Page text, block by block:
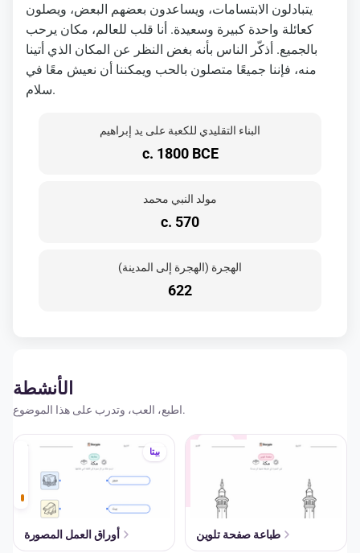
يتبادلون الابتسامات، ويساعدون بعضهم البعض، ويصلون
كعائلة واحدة كبيرة وسعيدة. أنا قلب للعالم، مكان يرحب
بالجميع. أذكّر الناس بأنه بغض النظر عن المكان الذي أتينا
منه، فإننا جميعًا متصلون بالحب ويمكننا أن نعيش معًا في
سلام.
البناء التقليدي للكعبة على يد إبراهيم
c. 1800 BCE
مولد النبي محمد
c. 570
الهجرة (الهجرة إلى المدينة)
622
الأنشطة
اطبع، العب، وتدرب على هذا الموضوع.
بيتا
أوراق العمل المصورة طباعة صفحة تلوين